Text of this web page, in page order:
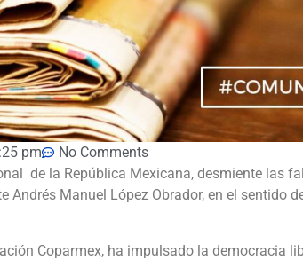
pm
No Comments
de la República Mexicana, desmiente las
Andrés Manuel López Obrador, en el sentido
Coparmex, ha impulsado la democracia